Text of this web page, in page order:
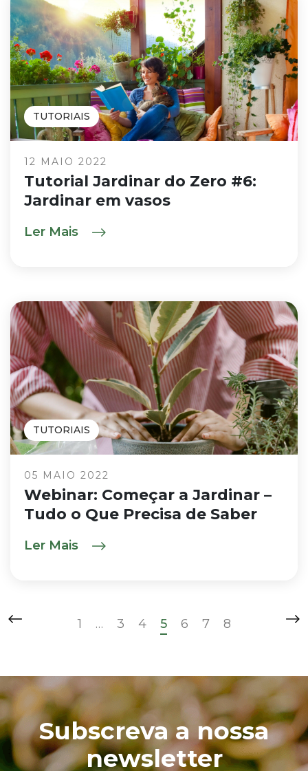
TUTORIAIS
12 MAIO 2022
Tutorial Jardinar do Zero #6:
Jardinar em vasos
Ler Mais
TUTORIAIS
05 MAIO 2022
Webinar: Começar a Jardinar –
Tudo o Que Precisa de Saber
Ler Mais
1 … 3 4 5 6 7 8
Subscreva a nossa
newsletter